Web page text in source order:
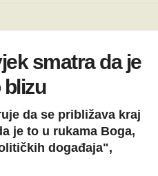
smatra da je
da se približava kraj
je to u rukama Boga,
događaja",